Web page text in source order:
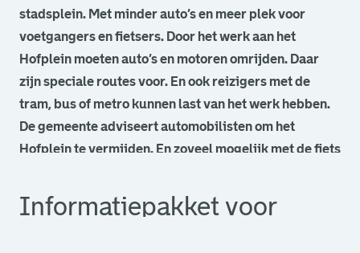
stadsplein. Met minder auto’s en meer plek voor
voetgangers en fietsers. Door het werk aan het
Hofplein moeten auto’s en motoren omrijden. Daar
zijn speciale routes voor. En ook reizigers met de
tram, bus of metro kunnen last van het werk hebben.
De gemeente adviseert automobilisten om het
Hofplein te vermijden. En zoveel mogelijk met de fiets
Informatiepakket voor